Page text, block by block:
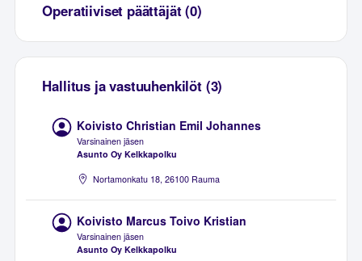
Operatiiviset päättäjät (0)
Hallitus ja vastuuhenkilöt (3)
Koivisto Christian Emil Johannes
Varsinainen jäsen
Asunto Oy Kelkkapolku
Nortamonkatu 18, 26100 Rauma
Koivisto Marcus Toivo Kristian
Varsinainen jäsen
Asunto Oy Kelkkapolku